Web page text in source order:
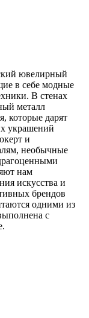
ювелирный
в себе модные
В стенах
металл
которые дарят
украшений
и
необычные
нам
искусства и
брендов
одними из
с